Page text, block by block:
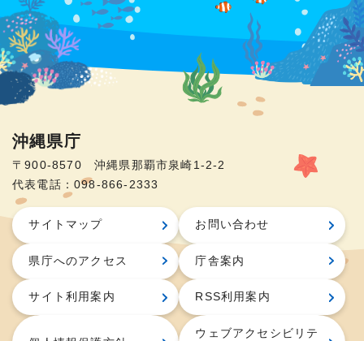
沖縄県庁
〒900-8570 沖縄県那覇市泉崎1-2-2
代表電話：098-866-2333
サイトマップ お問い合わせ
県庁へのアクセス 庁舎案内
サイト利用案内 RSS利用案内
ウェブアクセシビリテ